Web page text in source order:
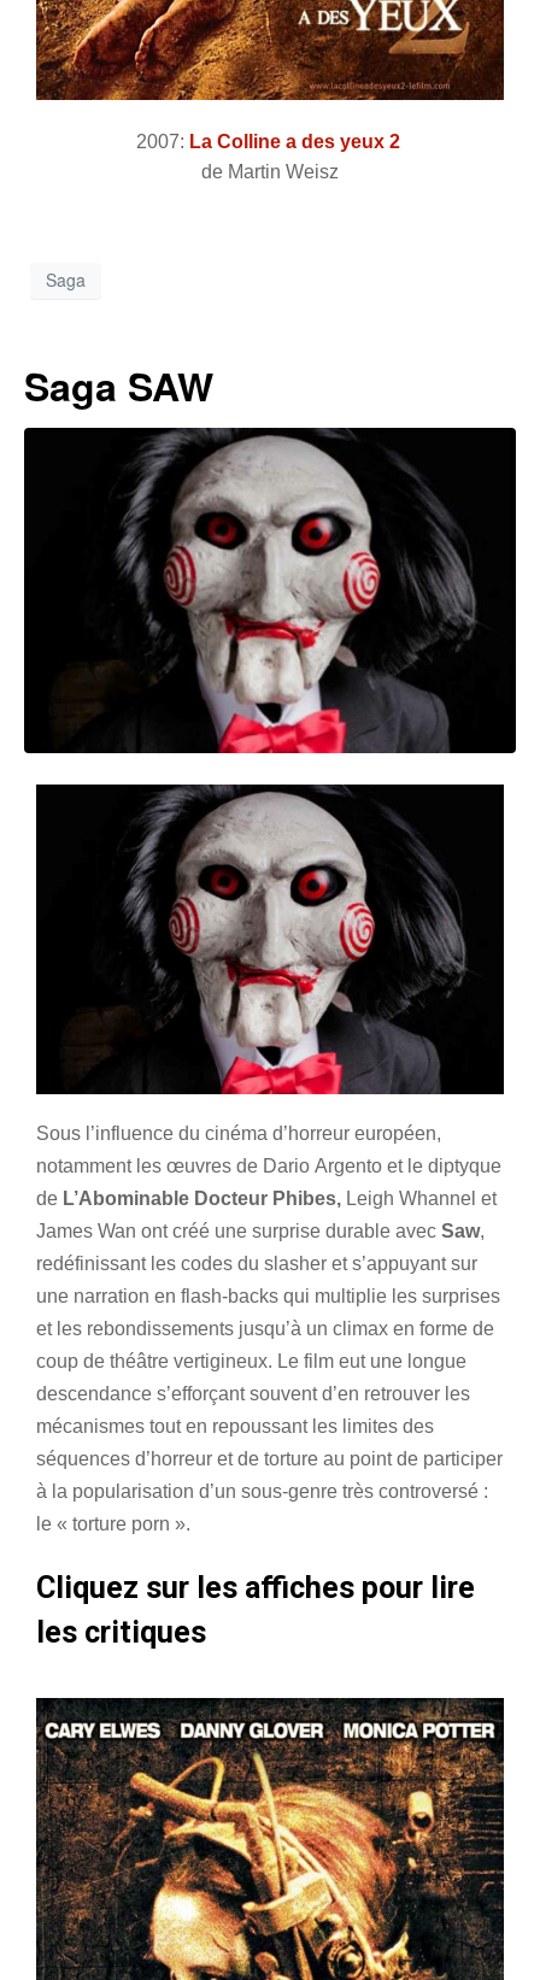
2007: La Colline a des yeux 2
de Martin Weisz
Saga
Saga SAW
Sous l’influence du cinéma d’horreur européen,
notamment les œuvres de Dario Argento et le diptyque
de L’Abominable Docteur Phibes, Leigh Whannel et
James Wan ont créé une surprise durable avec Saw,
redéfinissant les codes du slasher et s’appuyant sur
une narration en flash-backs qui multiplie les surprises
et les rebondissements jusqu’à un climax en forme de
coup de théâtre vertigineux. Le film eut une longue
descendance s’efforçant souvent d’en retrouver les
mécanismes tout en repoussant les limites des
séquences d’horreur et de torture au point de participer
à la popularisation d’un sous-genre très controversé :
le « torture porn ».
Cliquez sur les affiches pour lire
les critiques